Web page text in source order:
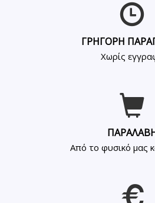
ΓΡΗΓΟΡΗ
Χωρίς
Από το φυσικό μας